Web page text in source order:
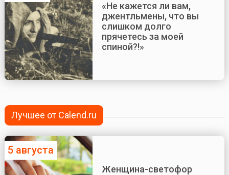
«Не кажется ли вам,
джентльмены, что вы
слишком долго
прячетесь за моей
спиной?!»
Лучшее от Calend.ru
5 августа
Женщина-светофор